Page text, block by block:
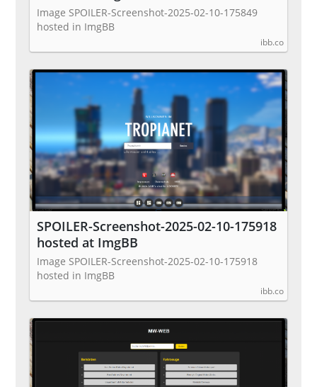
Image SPOILER-Screenshot-2025-02-10-175849
hosted in ImgBB
ibb.co
SPOILER-Screenshot-2025-02-10-175918
hosted at ImgBB
Image SPOILER-Screenshot-2025-02-10-175918
hosted in ImgBB
ibb.co